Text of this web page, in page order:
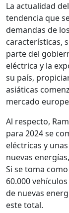
La actualidad
tendencia que
demandas de
características,
parte del
eléctrica y la
su país,
asiáticas
mercado
Al respecto,
para 2024 se
eléctricas y
nuevas
Si se toma
60.000
de nuevas
este total.